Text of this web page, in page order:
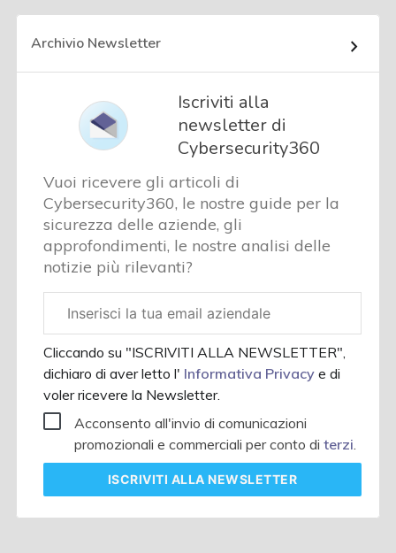
Archivio Newsletter
Iscriviti alla
newsletter di
Cybersecurity360
Vuoi ricevere gli articoli di
Cybersecurity360, le nostre guide per la
sicurezza delle aziende, gli
approfondimenti, le nostre analisi delle
notizie più rilevanti?
aziendale
Cliccando su "ISCRIVITI ALLA NEWSLETTER",
dichiaro di aver letto l' Informativa Privacye di
voler ricevere la Newsletter.
Acconsento all'invio di comunicazioni
promozionali e commerciali per conto diterzi.
ISCRIVITI ALLA NEWSLETTER